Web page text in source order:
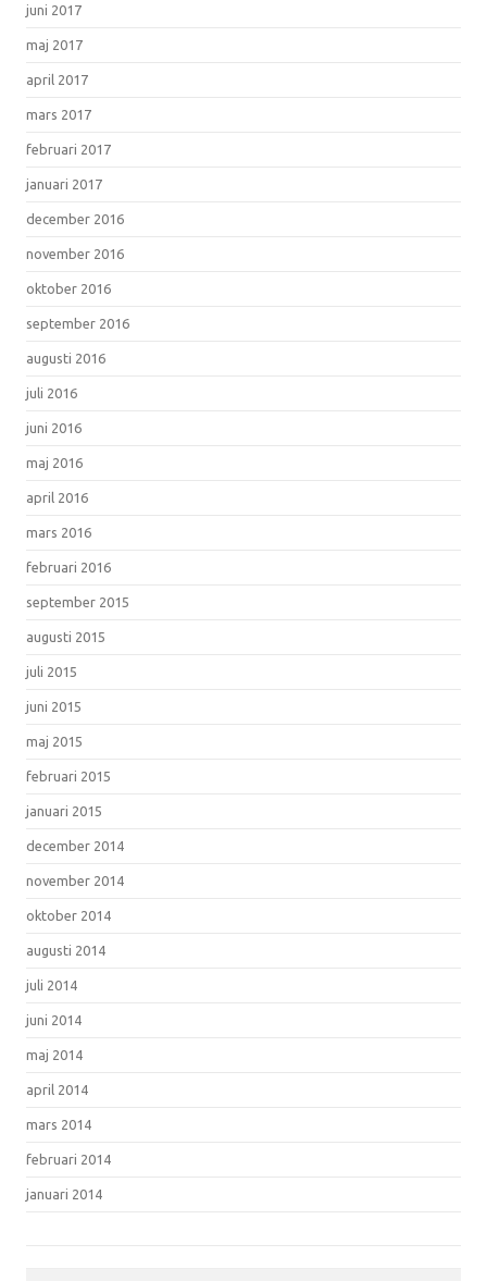
juni 2017
maj 2017
april 2017
mars 2017
februari 2017
januari 2017
december 2016
november 2016
oktober 2016
september 2016
augusti 2016
juli 2016
juni 2016
maj 2016
april 2016
mars 2016
februari 2016
september 2015
augusti 2015
juli 2015
juni 2015
maj 2015
februari 2015
januari 2015
december 2014
november 2014
oktober 2014
augusti 2014
juli 2014
juni 2014
maj 2014
april 2014
mars 2014
februari 2014
januari 2014